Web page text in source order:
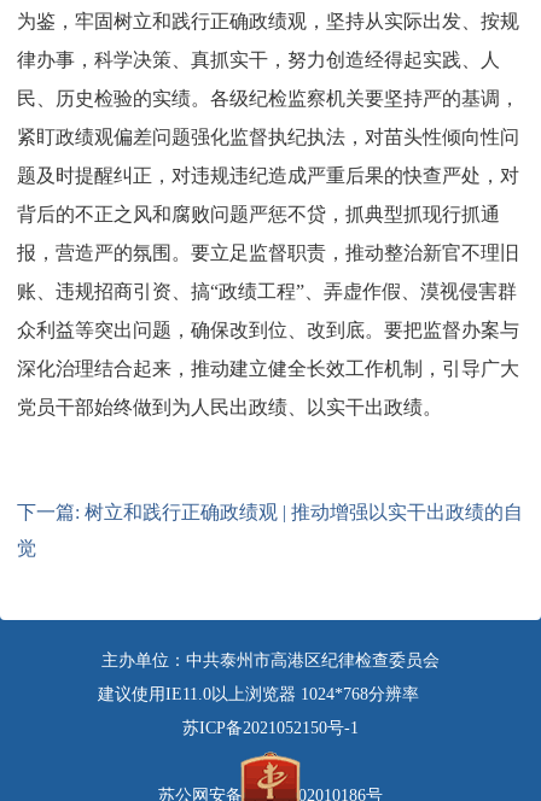
为鉴，牢固树立和践行正确政绩观，坚持从实际出发、按规
律办事，科学决策、真抓实干，努力创造经得起实践、人
民、历史检验的实绩。各级纪检监察机关要坚持严的基调，
紧盯政绩观偏差问题强化监督执纪执法，对苗头性倾向性问
题及时提醒纠正，对违规违纪造成严重后果的快查严处，对
背后的不正之风和腐败问题严惩不贷，抓典型抓现行抓通
报，营造严的氛围。要立足监督职责，推动整治新官不理旧
账、违规招商引资、搞“政绩工程”、弄虚作假、漠视侵害群
众利益等突出问题，确保改到位、改到底。要把监督办案与
深化治理结合起来，推动建立健全长效工作机制，引导广大
党员干部始终做到为人民出政绩、以实干出政绩。
下一篇: 树立和践行正确政绩观 | 推动增强以实干出政绩的自
觉
主办单位：中共泰州市高港区纪律检查委员会
建议使用IE11.0以上浏览器 1024*768分辨率
苏ICP备2021052150号-1
苏公网安备 32120502010186号